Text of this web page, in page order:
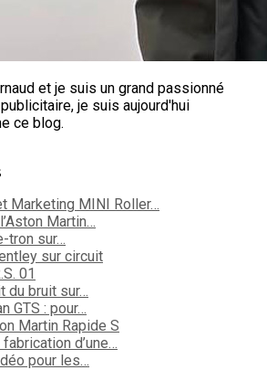
et je suis un grand passionné
je suis aujourd'hui
ce blog.
Marketing MINI Roller…
Martin…
tron sur…
sur circuit
01
du bruit sur…
GTS : pour…
Martin Rapide S
d’une…
pour les…